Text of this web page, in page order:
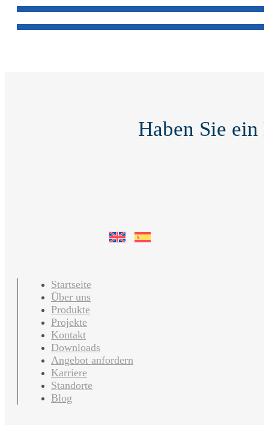
Haben Sie ein
Startseite
Über uns
Produkte
Projekte
Kontakt
Downloads
Angebot anfordern
Karriere
Standorte
Blog